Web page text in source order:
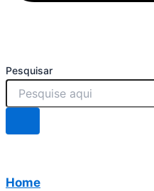
Pesquisar
Home